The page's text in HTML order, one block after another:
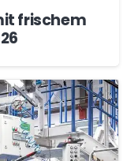
frischem